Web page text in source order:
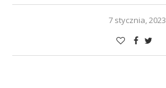
7 stycznia, 2023